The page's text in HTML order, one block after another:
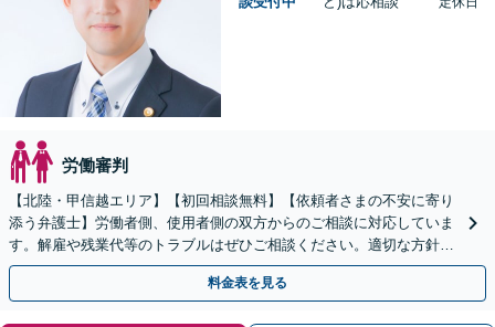
労働審判
【北陸・甲信越エリア】【初回相談無料】【依頼者さまの不安に寄り
添う弁護士】労働者側、使用者側の双方からのご相談に対応していま
す。解雇や残業代等のトラブルはぜひご相談ください。適切な方針を
ご提示し、納得できる解決を目指します。
料金表を見る